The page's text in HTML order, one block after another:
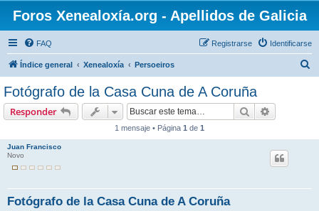
Foros Xenealoxía.org - Apellidos de Galicia
FAQ Identificarse
Registrarse
Índice general Xenealoxía Persoeiros
Fotógrafo de la Casa Cuna de A Coruña
Responder Buscar
1 mensaje • Página 1 de 1
Juan Francisco
Novo
Fotógrafo de la Casa Cuna de A Coruña